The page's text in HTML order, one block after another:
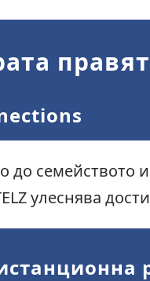
до семейството
улеснява